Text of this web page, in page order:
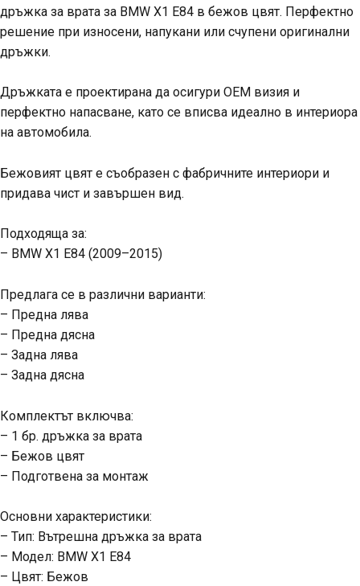
дръжка за врата за BMW X1 E84 в бежов цвят. Перфектно
решение при износени, напукани или счупени оригинални
дръжки.
Дръжката е проектирана да осигури OEM визия и
перфектно напасване, като се вписва идеално в интериора
на автомобила.
Бежовият цвят е съобразен с фабричните интериори и
придава чист и завършен вид.
Подходяща за:
– BMW X1 E84 (2009–2015)
Предлага се в различни варианти:
– Предна лява
– Предна дясна
– Задна лява
– Задна дясна
Комплектът включва:
– 1 бр. дръжка за врата
– Бежов цвят
– Подготвена за монтаж
Основни характеристики:
– Тип: Вътрешна дръжка за врата
– Модел: BMW X1 E84
– Цвят: Бежов